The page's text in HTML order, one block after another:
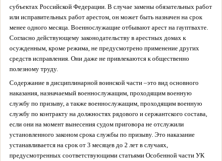
субъектах Российской Федерации. В случае замены обязательных работ
или исправительных работ арестом, он может быть назначен на срок
менее одного месяца. Военнослужащие отбывают арест на гауптвахте.
Согласно действующему законодательству в арестных домах к
осужденным, кроме режима, не предусмотрено применение других
средств исправления. Они даже не привлекаются к общественно
полезному труду.
Содержание в дисциплинарной воинской части –это вид основного
наказания, назначаемый военнослужащим, проходящим военную
службу по призыву, а также военнослужащим, проходящим военную
службу по контракту на должностях рядового и сержантского состава,
если они на момент вынесения судом приговора не отслужили
установленного законом срока службы по призыву. Это наказание
устанавливается на срок от 3 месяцев до 2 лет в случаях,
предусмотренных соответствующими статьями Особенной части УК